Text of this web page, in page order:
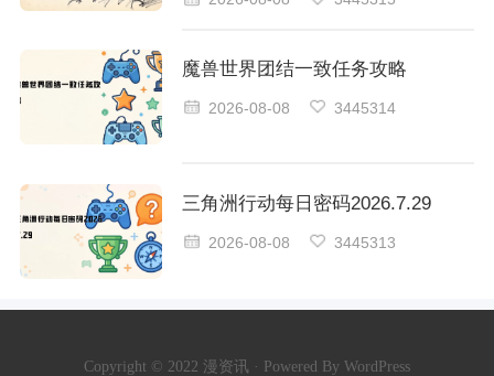
魔兽世界团结一致任务攻略
2026-08-08 3445314
三角洲行动每日密码2026.7.29
2026-08-08 3445313
Copyright © 2022 漫资讯 · Powered By WordPress